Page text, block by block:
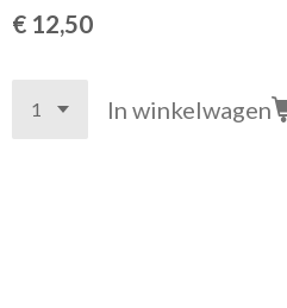
€ 12,50
In winkelwagen